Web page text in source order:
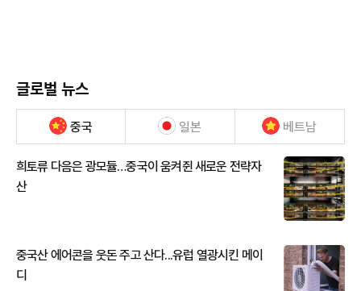
글로벌 뉴스
중국 일본 베트남
희토류 다음은 광모듈…중국이 움켜쥔 새로운 전략자
산
중국산 에어콘을 웃돈 주고 산다...유럽 열광시킨 메이
디